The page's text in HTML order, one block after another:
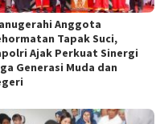
Anggota
Tapak Suci,
Ajak Perkuat Sinergi
Generasi Muda dan